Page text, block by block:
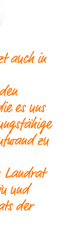
auch in
es uns
zu
Landrat
und
der